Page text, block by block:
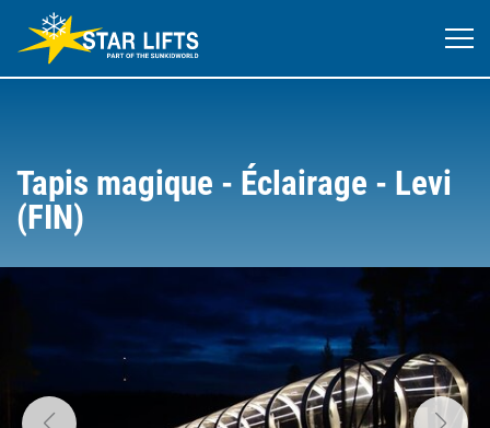
Tapis magique - Éclairage - Levi
(FIN)